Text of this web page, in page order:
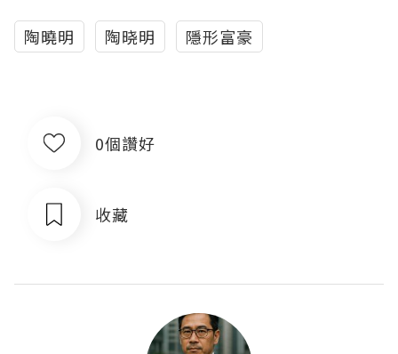
陶曉明 陶晓明 隱形富豪
0個讚好
收藏